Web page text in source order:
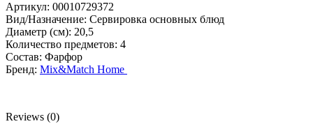
Артикул: 00010729372
Вид/Назначение: Сервировка основных блюд
Диаметр (см): 20,5
Количество предметов: 4
Состав: Фарфор
Бренд: Mix&Match Home
Reviews (0)